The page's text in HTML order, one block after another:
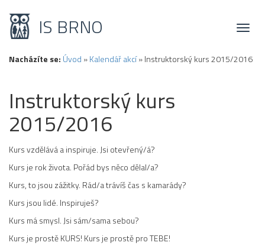
Toggle
IS BRNO
Nacházíte se: Úvod »Kalendář akcí»Instruktorský kurs 2015/2016
Instruktorský kurs
2015/2016
Kurs vzdělává a inspiruje. Jsi otevřený/á?
Kurs je rok života. Pořád bys něco dělal/a?
Kurs, to jsou zážitky. Rád/a trávíš čas s kamarády?
Kurs jsou lidé. Inspiruješ?
Kurs má smysl. Jsi sám/sama sebou?
Kurs je prostě KURS! Kurs je prostě pro TEBE!